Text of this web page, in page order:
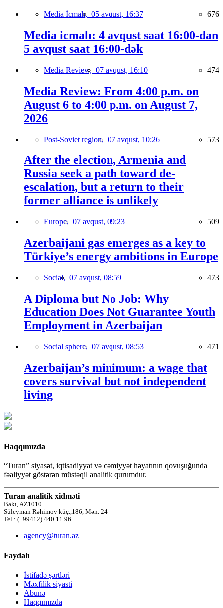
Media İcmalı, 05 avqust, 16:37 676
Media icmalı: 4 avqust saat 16:00-dan
5 avqust saat 16:00-dək
Media Review, 07 avqust, 16:10 474
Media Review: From 4:00 p.m. on
August 6 to 4:00 p.m. on August 7,
2026
Post-Soviet region, 07 avqust, 10:26 573
After the election, Armenia and
Russia seek a path toward de-
escalation, but a return to their
former alliance is unlikely
Europe, 07 avqust, 09:23 509
Azerbaijani gas emerges as a key to
Türkiye’s energy ambitions in Europe
Social, 07 avqust, 08:59 473
A Diploma but No Job: Why
Education Does Not Guarantee Youth
Employment in Azerbaijan
Social sphere, 07 avqust, 08:53 471
Azerbaijan’s minimum: a wage that
covers survival but not independent
living
Haqqımızda
“Turan” siyasət, iqtisadiyyat və cəmiyyət həyatının qovuşuğunda
fəaliyyət göstərən müstəqil analitik qurumdur.
Turan analitik xidməti
Bakı, AZ1010
Süleyman Rəhimov küç.,186, Mən. 24
Tel.: (+99412) 440 11 96
agency@turan.az
Faydalı
İstifadə şərtləri
Məxfilik siyasti
Abunə
Haqqımızda